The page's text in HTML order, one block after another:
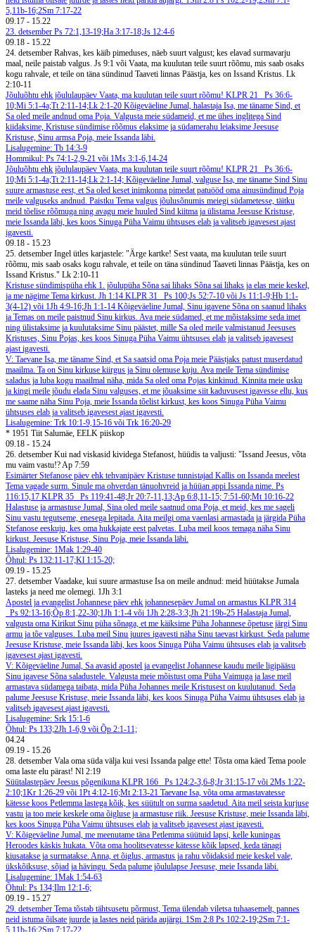
5,11b-16;2Sm 7:17-22
09.17 - 15.22
23. detsember Ps 72:1,13-19;Ha 3:17-18;Js 12:4-6
09.18 - 15.22
24. detsember Rahvas, kes käib pimeduses, näeb suurt valgust; kes elavad surmavarju
maal, neile paistab valgus. Js 9:1 või Vaata, ma kuulutan teile suurt rõõmu, mis saab osaks
kogu rahvale, et teile on täna sündinud Taaveti linnas Päästja, kes on Issand Kristus. Lk
2:10-11
Jõuluõhtu ehk jõululaupäev Vaata, ma kuulutan teile suurt rõõmu! KLPR 21
Ps 36:6-
10;Mi 5:1-4a;Tt 2:11-14;Lk 2:1-20 Kõigeväeline Jumal, halastaja Isa, me täname Sind, et
Sa oled meile andnud oma Poja. Valgusta meie südameid, et me ühes inglitega Sind
kiidaksime, Kristuse sündimise rõõmus elaksime ja südamerahu leiaksime Jeesuse
Kristuse, Sinu armsa Poja, meie Issanda läbi.
Lisalugemine: Tb 14:3-9
Hommikul: Ps 74:1-2,9-21 või 1Ms 3:1-6,14-24
Jõuluõhtu ehk jõululaupäev Vaata, ma kuulutan teile suurt rõõmu! KLPR 21
Ps 36:6-
10;Mi 5:1-4a;Tt 2:11-14;Lk 2:1-14; Kõigeväeline Jumal, valguse Isa, me täname Sind Sinu
suure armastuse eest, et Sa oled keset inimkonna pimedat patuööd oma ainusündinud Poja
meile valguseks andnud. Paistku Tema valgus jõulusõnumis meiegi südametesse, täitku
meid tõelise rõõmuga ning avagu meie huuled Sind kiitma ja ülistama Jeesuse Kristuse,
meie Issanda läbi, kes koos Sinuga Püha Vaimu ühtsuses elab ja valitseb igavesest ajast
igavesti.
09.18 - 15.23
25. detsember Ingel ütles karjastele: "Ärge kartke! Sest vaata, ma kuulutan teile suurt
rõõmu, mis saab osaks kogu rahvale, et teile on täna sündinud Taaveti linnas Päästja, kes on
Issand Kristus." Lk 2:10-11
Kristuse sündimispüha ehk 1. jõulupüha Sõna sai lihaks Sõna sai lihaks ja elas meie keskel,
ja me nägime Tema kirkust. Jh 1:14 KLPR 31
Ps 100;Js 52:7-10 või Js 11:1-9;Hb 1:1-
3(4-12) või 1Jh 4:9-16;Jh 1:1-14 Kõigeväeline Jumal, Sinu igavene Sõna on saanud lihaks
ja Temas on meile paistnud Sinu kirkus. Ava meie südamed, et me mõistaksime seda imet
ning ülistaksime ja kuulutaksime Sinu päästet, mille Sa oled meile valmistanud Jeesuses
Kristuses, Sinu Pojas, kes koos Sinuga Püha Vaimu ühtsuses elab ja valitseb igavesest
ajast igavesti.
V: Taevane Isa, me täname Sind, et Sa saatsid oma Poja meie Päästjaks patust muserdatud
maailma. Ta on Sinu kirkuse kiirgus ja Sinu olemuse kuju. Ava meile Tema sündimise
saladus ja luba kogu maailmal näha, mida Sa oled oma Pojas kinkinud. Kinnita meie usku
ja kingi meile jõudu elada Sinu valguses, et me jõuaksime siit kaduvusest igavesse ellu, kus
me saame näha Sinu Poja, meie Issanda tõelist kirkust, kes koos Sinuga Püha Vaimu
ühtsuses elab ja valitseb igavesest ajast igavesti.
Lisalugemine: Trk 10:1-9,15-16 või Trk 16:20-29
* 1951 Tiit Salumäe, EELK piiskop
09.18 - 15.24
26. detsember Kui nad viskasid kividega Stefanost, hüüdis ta valjusti: "Issand Jeesus, võta
mu vaim vastu!? Ap 7:59
Esimärter Stefanose päev ehk tehvanipäev Kristuse tunnistajad Kallis on Issanda meelest
Tema vagade surm. Sinule ma ohverdan tänuohvreid ja hüüan appi Issanda nime. Ps
116:15,17 KLPR 35
Ps 119:41-48;Jr 20:7-11,13;Ap 6:8,11-15; 7:51-60;Mt 10:16-22
Halastuse ja armastuse Jumal, Sina oled meile saatnud oma Poja, et meid, kes me sageli
Sinu vastu tegutseme, enesega lepitada. Aita meilgi oma vaenlasi armastada ja järgida Püha
Stefanose eeskuju, kes oma hukkajate eest palvetas. Luba meil koos temaga näha Sinu
kirkust. Jeesuse Kristuse, Sinu Poja, meie Issanda läbi.
Lisalugemine: 1Mak 1:29-40
Õhtul: Ps 132:11-17;Kl 1:15-20;
09.19 - 15.25
27. detsember Vaadake, kui suure armastuse Isa on meile andnud: meid hüütakse Jumala
lasteks ja need me olemegi. 1Jh 3:1
Apostel ja evangelist Johannese päev ehk johannesepäev Jumal on armastus KLPR 314
Ps 92:13-16;Õp 8:1,22-30;1Jh 1:1-4 või 1Jh 2:28-3:3;Jh 21:19b-25 Halastaja Jumal,
valgusta oma Kirikut Sinu püha sõnaga, et me käiksime Püha Johannese õpetuse järgi Sinu
armu ja tõe valguses. Luba meil Sinu juures igavesti näha Sinu taevast kirkust. Seda palume
Jeesuse Kristuse, meie Issanda läbi, kes koos Sinuga Püha Vaimu ühtsuses elab ja valitseb
igavesest ajast igavesti.
V: Kõigeväeline Jumal, Sa avasid apostel ja evangelist Johannese kaudu meile ligipääsu
Sinu igavese Sõna saladustele. Valgusta meie mõistust oma Püha Vaimuga ja lase meil
armastava südamega taibata, mida Püha Johannes meile Kristusest on kuulutanud. Seda
palume Jeesuse Kristuse, meie Issanda läbi, kes koos Sinuga Püha Vaimu ühtsuses elab ja
valitseb igavesest ajast igavesti.
Lisalugemine: Srk 15:1-6
Õhtul: Ps 133;2Jh 1-6,9 või Õp 2:1-11;
04.24
09.19 - 15.26
28. detsember Vala oma süda välja kui vesi Issanda palge ette! Tõsta oma käed Tema poole
oma laste elu pärast! Nl 2:19
Süütalastepäev Jeesus põgenikuna KLPR 166
Ps 124:2-3,6-8;Jr 31:15-17 või 2Ms 1:22-
2:10;1Kr 1:26-29 või 1Pt 4:12-16;Mt 2:13-21 Taevane Isa, võta oma armastavatesse
kätesse koos Petlemma lastega kõik, kes süütult on surma saadetud. Aita meil seista kurjuse
vastu ja too meie keskele oma õigluse ja armastuse riik. Jeesuse Kristuse, meie Issanda läbi,
kes koos Sinuga Püha Vaimu ühtsuses elab ja valitseb igavesest ajast igavesti.
V: Kõigeväeline Jumal, me meenutame täna Petlemma süütuid lapsi, kelle kuningas
Heroodes käskis hukata. Võta oma hoolitsevatesse kätesse kõik lapsed, keda tänagi
kiusatakse ja surmatakse. Anna, et õiglus, armastus ja rahu võidaksid meie keskel vale,
ükskõiksuse, sõjad ja hävingu. Seda palume jõululapse Jeesuse, meie Issanda läbi.
Lisalugemine: 1Mak 1:54-63
Õhtul: Ps 134;Ilm 12:1-6;
09.19 - 15.27
29. detsember Tema tõstab tähtsusetu põrmust, Tema ülendab viletsa tuhaasemelt, pannes
neid istuma õilsate juurde ja lastes neid pärida aujärgi. 1Sm 2:8 Ps 102:2-19;2Sm 7:1-
5,11b-16;2Sm 7:17-22